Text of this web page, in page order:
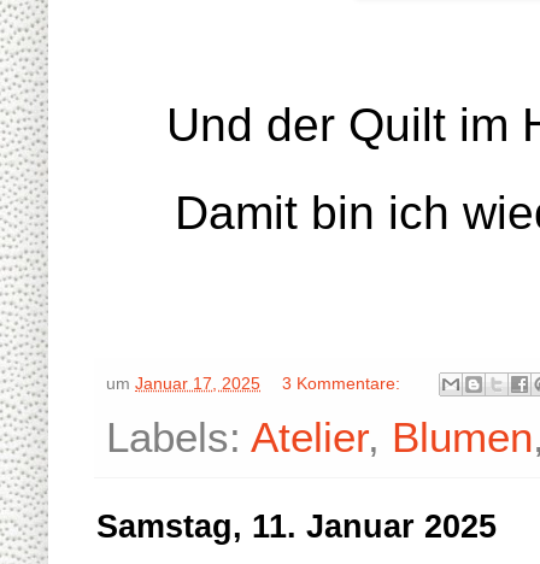
Und der Quilt im
Damit bin ich
um Januar 17, 2025 3 Kommentare:
Labels: Atelier, Blumen
Samstag, 11. Januar 2025